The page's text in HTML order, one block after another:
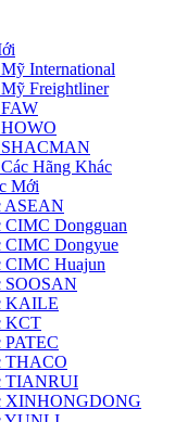
International
Freightliner
Hãng Khác
Mới
ASEAN
CIMC Dongguan
CIMC Dongyue
CIMC Huajun
SOOSAN
KAILE
KCT
PATEC
THACO
TIANRUI
XINHONGDONG